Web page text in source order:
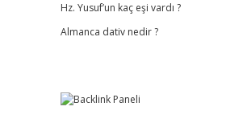
Hz. Yusuf’un kaç eşi vardı ?
Almanca dativ nedir ?